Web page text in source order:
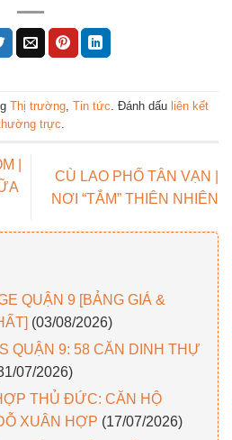
Thị trường, Tin tức. Đánh dấu liên kết
trực.
|
CÙ LAO PHỐ TÂN VẠN |
NƠI “TẮM” THIÊN NHIÊN
QUẬN 9 [BẢNG GIÁ &
(03/08/2026)
QUẬN 9: 58 CĂN DINH THỰ
07/2026)
THỦ ĐỨC: CĂN HỘ
XUÂN HỢP (17/07/2026)